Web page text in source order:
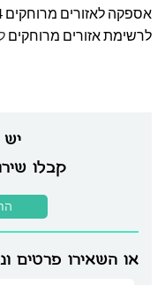
קבלו
או השאירו פרטים
אספקה לאזורים מרוחקים 10-14 ימי עסקים
לרשימת אזורים מרוחקים